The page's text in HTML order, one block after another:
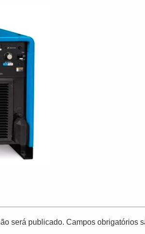
será publicado. Campos obrigatórios